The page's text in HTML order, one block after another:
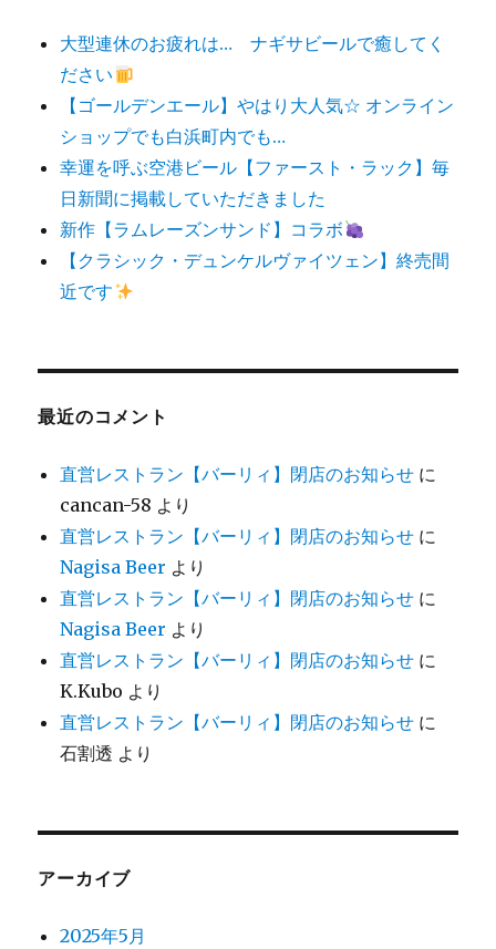
大型連休のお疲れは… ナギサビールで癒してく
ださい
【ゴールデンエール】やはり大人気☆ オンライン
ショップでも白浜町内でも…
幸運を呼ぶ空港ビール【ファースト・ラック】毎
日新聞に掲載していただきました
新作【ラムレーズンサンド】コラボ
【クラシック・デュンケルヴァイツェン】終売間
近です
最近のコメント
直営レストラン【バーリィ】閉店のお知らせ に
cancan-58 より
直営レストラン【バーリィ】閉店のお知らせ に
Nagisa Beer より
直営レストラン【バーリィ】閉店のお知らせ に
Nagisa Beer より
直営レストラン【バーリィ】閉店のお知らせ に
K.Kubo より
直営レストラン【バーリィ】閉店のお知らせ に
石割透 より
アーカイブ
2025年5月